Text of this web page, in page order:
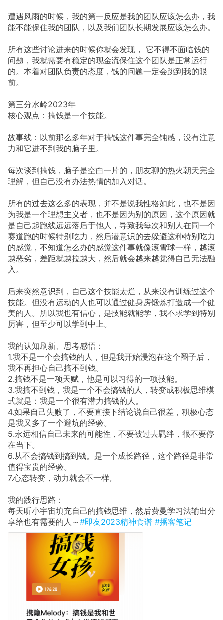
遭遇风雨的时候，我的第一反应是我的团队应该怎么办，我
能不能保住我的团队，以及我们团队长期发展应该怎么办。
所有这些讨论进来的时候你就会发现， 它不得不面临钱的
问题，我就需要有稳定的现金流保住这个团队是正常运行
的。本着对团队负责的态度，钱的问题一定会跳到我的眼
前。
第三分水岭2023年
核心观点：搞钱是一个技能。
故事线：以前那么多年对于搞钱这件事完全钝感，没有注意
力和它进不到我的脑子里。
每次谈到搞钱，脑子是空白一片的，朋友聊的热火朝天完全
理解，但自己没有办法热情的加入对话。
所有的过去这么多的表现，并不是说我性格如此，也不是因
为我是一个理想主义者，也不是因为别的原因，这个原因就
是自己起跑线远远落后于他人，导致我每次和别人在同一个
赛道跑的时候特别吃力，然后潜意识的去躲避这种特别吃力
的感觉，不知道怎么办的感觉这件事就像滚雪球一样，越滚
越恶劣，差距就越拉越大，然后就会越来越觉得自己无法融
入。
后来突然意识到，自己这个技能太烂，从来没有训练过这个
技能。但没有运动的人也可以通过健身房锻炼打造成一个健
美的人。所以我也有信心，是技能就能学，我不求学到特别
厉害，但至少可以学到中上。
我的认知刷新、思考感悟：
1.我不是一个会搞钱的人，但是我开始浸泡在这个圈子后，
我不再担心自己搞不到钱。
2.搞钱不是一项天赋，他是可以习得的一项技能。
3.我搞不到钱，我是一个不会搞钱的人，转变成积极思维模
式就是：我是一个很有潜力搞钱的人。
4.如果自己失败了，不要直接下结论说自己很差，积极心态
是我又多了一个避坑的经验。
5.永远相信自己未来的可能性，不要被过去羁绊，很不要停
在当下。
6.从不会搞钱到搞到钱。是一个成长路径，这个路径是非常
值得宝贵的经验。
7.心态转变，动力就会不一样。
我的践行思路：
每天听小宇宙填充自己的搞钱思维，然后费曼学习法输出分
享给也有需要的人～#即友2023精神食谱 #播客笔记